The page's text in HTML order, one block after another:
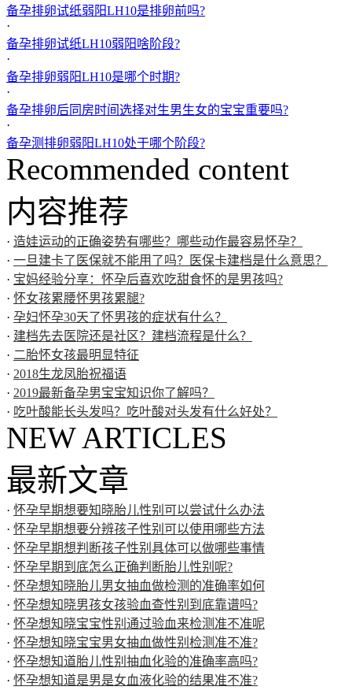
备孕排卵试纸弱阳LH10是排卵前吗?
·
备孕排卵试纸LH10弱阳啥阶段?
·
备孕排卵弱阳LH10是哪个时期?
·
备孕排卵后同房时间选择对生男生女的宝宝重要吗?
·
备孕测排卵弱阳LH10处于哪个阶段?
Recommended content
内容推荐
· 造娃运动的正确姿势有哪些？哪些动作最容易怀孕？
· 一旦建卡了医保就不能用了吗？医保卡建档是什么意思？
· 宝妈经验分享：怀孕后喜欢吃甜食怀的是男孩吗?
· 怀女孩累腰怀男孩累腿?
· 孕妇怀孕30天了怀男孩的症状有什么？
· 建档先去医院还是社区？建档流程是什么？
· 二胎怀女孩最明显特征
· 2018生龙凤胎祝福语
· 2019最新备孕男宝宝知识你了解吗？
· 吃叶酸能长头发吗？吃叶酸对头发有什么好处？
NEW ARTICLES
最新文章
· 怀孕早期想要知晓胎儿性别可以尝试什么办法
· 怀孕早期想要分辨孩子性别可以使用哪些方法
· 怀孕早期想判断孩子性别具体可以做哪些事情
· 怀孕早期到底怎么正确判断胎儿性别呢?
· 怀孕想知晓胎儿男女抽血做检测的准确率如何
· 怀孕想知晓男孩女孩验血查性别到底靠谱吗?
· 怀孕想知晓宝宝性别通过验血来检测准不准呢
· 怀孕想知晓宝宝男女抽血做性别检测准不准?
· 怀孕想知道胎儿性别抽血化验的准确率高吗?
· 怀孕想知道是男是女血液化验的结果准不准?